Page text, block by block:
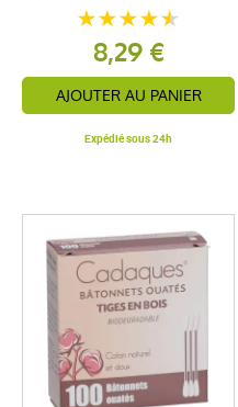
8,29 €
AJOUTER AU PANIER
Expédié sous 24h